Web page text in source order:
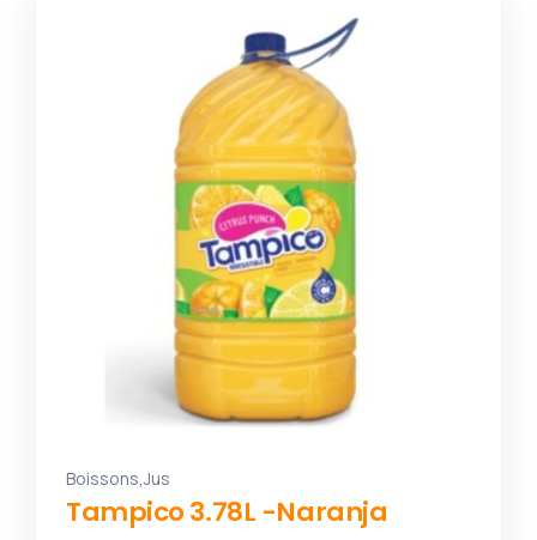
Boissons,Jus
Tampico 3.78L -Naranja